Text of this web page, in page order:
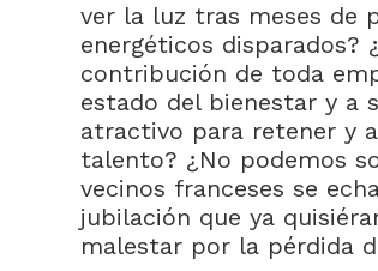
ver la luz tras meses de
energéticos disparados?
contribución de toda
estado del bienestar y a
atractivo para retener y
talento? ¿No podemos
vecinos franceses se
jubilación que ya
malestar por la pérdida